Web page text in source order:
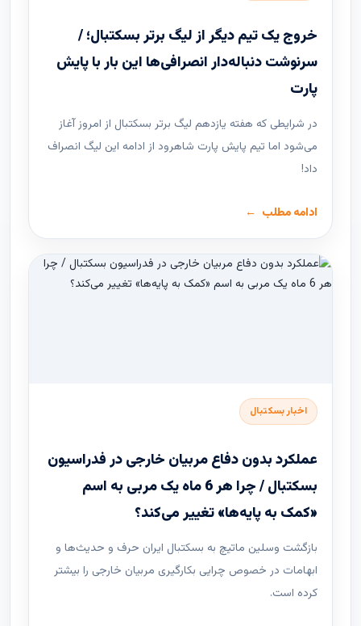
خروج یک تیم دیگر از لیگ برتر بسکتبال؛ /
سرنوشت دنباله‌دار انصرافی‌ها این بار با پایش
پارت
در شرایطی که هفته یازدهم لیگ ‌برتر بسکتبال از امروز آغاز
می‌شود اما تیم پایش پارت شاهرود از ادامه این لیگ انصراف
داد!
ادامه مطلب
اخبار بسکتبال
عملکرد بدون دفاع مربیان خارجی در فدراسیون
بسکتبال / چرا هر 6 ماه یک مربی به اسم
«کمک به پایه‌ها» تغییر می‌کند؟
بازگشت وسلین ماتیچ به بسکتبال ایران حرف و حدیث‌ها و
ابهامات در خصوص چرایی بکارگیری مربیان خارجی را بیشتر
کرده است.